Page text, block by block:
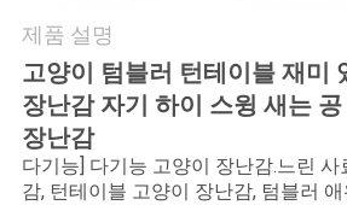
을
요
구
하
제품 설명
고양이 텀블러 턴테이블 재미
장난감 자기 하이 스윙 새는
장난감
다기능] 다기능 고양이 장난감.느린
감, 턴테이블 고양이 장난감, 텀블러